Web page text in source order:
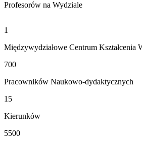
Profesorów na Wydziale
1
Międzywydziałowe Centrum Kształcenia
700
Pracowników Naukowo-dydaktycznych
15
Kierunków
5500